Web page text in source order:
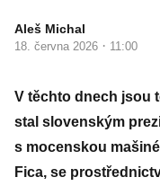
Aleš Michal
18. června 2026 · 11:00
V těchto dnech jsou
stal slovenským
s mocenskou
Fica, se